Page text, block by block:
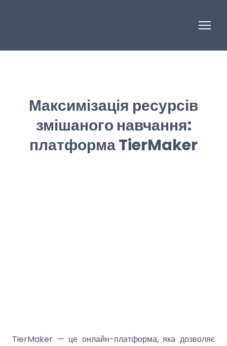
Максимізація ресурсів
змішаного навчання:
платформа TierMaker
TierMaker — це онлайн-платформа, яка дозволяє